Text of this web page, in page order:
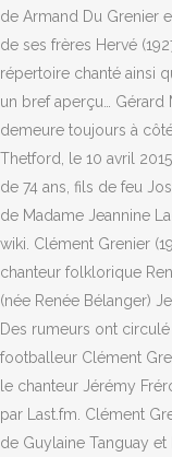
de Armand Du Grenier
de ses frères Hervé
répertoire chanté ainsi
un bref aperçu… Gérard
demeure toujours à
Thetford, le 10 avril
de 74 ans, fils de feu
de Madame Jeannine
wiki. Clément Grenier
chanteur folklorique
(née Renée Bélanger)
Des rumeurs ont
footballeur Clément
le chanteur Jérémy
par Last.fm. Clément
de Guylaine Tanguay